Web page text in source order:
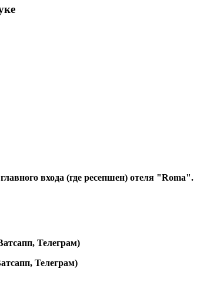
входа (где ресепшен) отеля "Roma".
Телеграм)
Телеграм)